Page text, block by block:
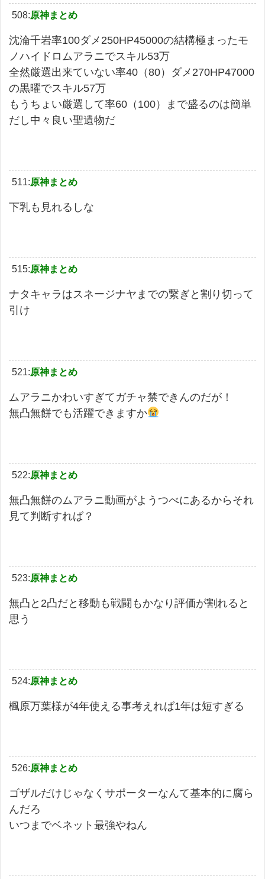
508:原神まとめ
沈淪千岩率100ダメ250HP45000の結構極まったモ
ノハイドロムアラニでスキル53万
全然厳選出来ていない率40（80）ダメ270HP47000
の黒曜でスキル57万
もうちょい厳選して率60（100）まで盛るのは簡単
だし中々良い聖遺物だ
511:原神まとめ
下乳も見れるしな
515:原神まとめ
ナタキャラはスネージナヤまでの繋ぎと割り切って
引け
521:原神まとめ
ムアラニかわいすぎてガチャ禁できんのだが！
無凸無餅でも活躍できますか
522:原神まとめ
無凸無餅のムアラニ動画がようつべにあるからそれ
見て判断すれば？
523:原神まとめ
無凸と2凸だと移動も戦闘もかなり評価が割れると
思う
524:原神まとめ
楓原万葉様が4年使える事考えれば1年は短すぎる
526:原神まとめ
ゴザルだけじゃなくサポーターなんて基本的に腐ら
んだろ
いつまでベネット最強やねん